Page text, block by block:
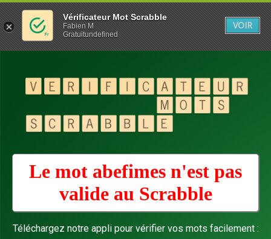
Le mot abefimes n'est pas
valide au Scrabble
Téléchargez notre appli pour vérifier vos mots facilement :
Vérificateur Mot Scrabble
Fabien M
Gratuitundefined
VOIR